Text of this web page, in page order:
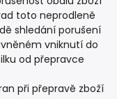
toto neprodleně
shledání porušení
vniknutí do
od přepravce
při přepravě zboží